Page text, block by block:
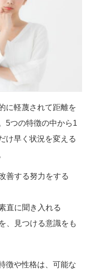
に軽蔑されて距離を
5つの特徴の中から1
け早く状況を変える
善する努力をする
直に聞き入れる
、見つける意識をも
徴や性格は、可能な